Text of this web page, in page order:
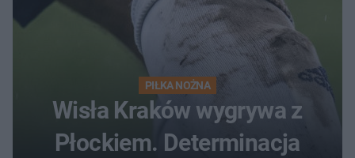
PIŁKA NOŻNA
Wisła Kraków wygrywa z
Płockiem. Determinacja